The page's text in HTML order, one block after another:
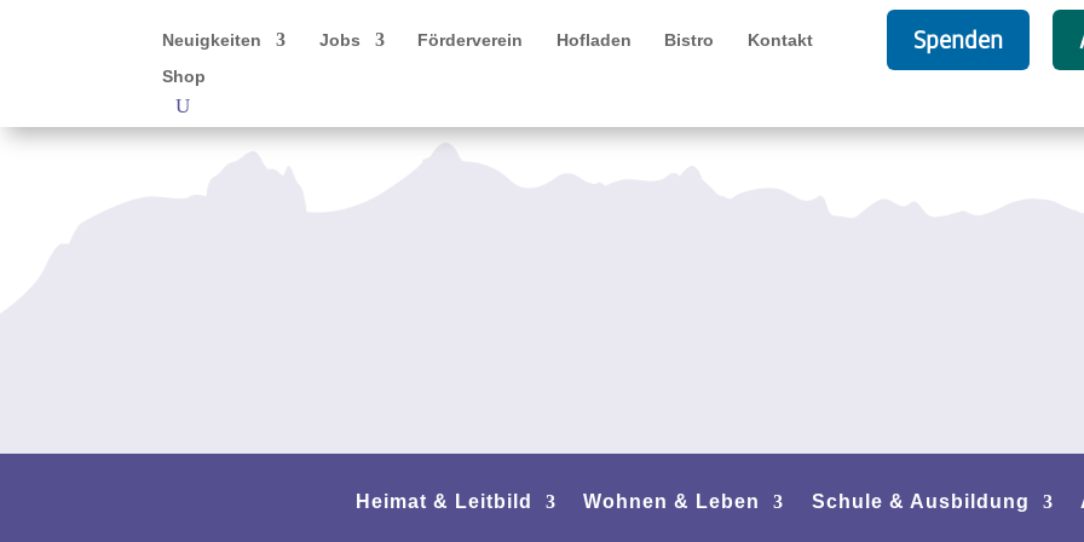
Neuigkeiten Jobs Förderverein Hofladen Bistro
Kontakt
Shop
Spenden
Heimat & Leitbild Wohnen & Leben Schule & Ausbildung